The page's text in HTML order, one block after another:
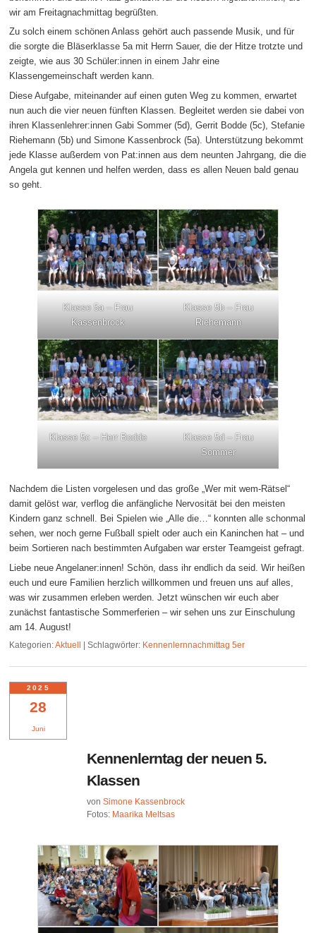
wir am Freitagnachmittag begrüßten.
Zu solch einem schönen Anlass gehört auch passende Musik, und für
die sorgte die Bläserklasse 5a mit Herrn Sauer, die der Hitze trotzte und
zeigte, wie aus 30 Schüler:innen in einem Jahr eine
Klassengemeinschaft werden kann.
Diese Aufgabe, miteinander auf einen guten Weg zu kommen, erwartet
nun auch die vier neuen fünften Klassen. Begleitet werden sie dabei von
ihren Klassenlehrer:innen Gabi Sommer (5d), Gerrit Bodde (5c), Stefanie
Riehemann (5b) und Simone Kassenbrock (5a). Unterstützung bekommt
jede Klasse außerdem von Pat:innen aus dem neunten Jahrgang, die die
Angela gut kennen und helfen werden, dass es allen Neuen bald genau
so geht.
Klasse 5a – Frau
Kassenbrock
Klasse 5b – Frau
Riehemann
Klasse 5c – Herr Bodde
Klasse 5d – Frau
Sommer
Nachdem die Listen vorgelesen und das große „Wer mit wem-Rätsel“
damit gelöst war, verflog die anfängliche Nervosität bei den meisten
Kindern ganz schnell. Bei Spielen wie „Alle die…“ konnten alle schonmal
sehen, wer noch gerne Fußball spielt oder auch ein Kaninchen hat – und
beim Sortieren nach bestimmten Aufgaben war erster Teamgeist gefragt.
Liebe neue Angelaner:innen! Schön, dass ihr endlich da seid. Wir heißen
euch und eure Familien herzlich willkommen und freuen uns auf alles,
was wir zusammen erleben werden. Jetzt wünschen wir euch aber
zunächst fantastische Sommerferien – wir sehen uns zur Einschulung
am 14. August!
Kategorien:Aktuell |Schlagwörter: Kennenlernnachmittag 5er
28
Juni
2025
Kennenlerntag der neuen 5.
Klassen
vonSimone Kassenbrock
Fotos: Maarika Meltsas